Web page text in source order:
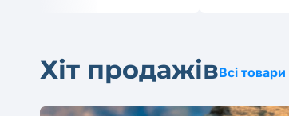
Хіт продажівВсі товари